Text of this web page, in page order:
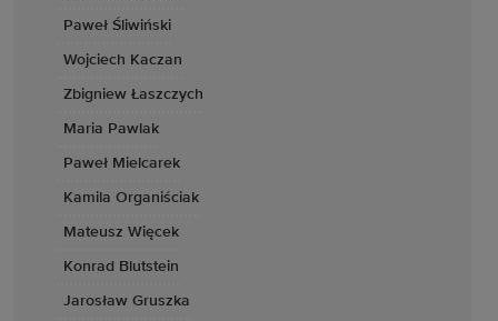
Paweł Śliwiński
Wojciech Kaczan
Zbigniew Łaszczych
Maria Pawlak
Paweł Mielcarek
Kamila Organiściak
Mateusz Więcek
Konrad Blutstein
Jarosław Gruszka